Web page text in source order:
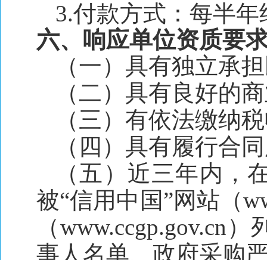
3.付款方式：每半
六、响应单位资质要
（一）具有独立承
（二）具有良好的
（三）有依法缴纳
（四）具有履行合
（五）近三年内，
被“信用中国”网站（
（www.ccgp.gov.cn
事人名单、政府采购